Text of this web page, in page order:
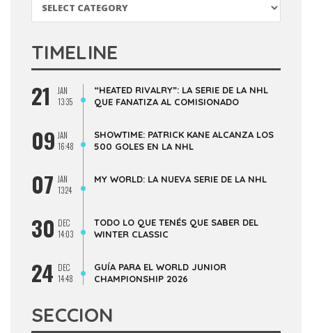
TIMELINE
21
JAN
13:35
“HEATED RIVALRY”: LA SERIE DE LA NHL
QUE FANATIZA AL COMISIONADO
09 JAN
16:48
SHOWTIME: PATRICK KANE ALCANZA LOS
500 GOLES EN LA NHL
07 JAN
13:24
MY WORLD: LA NUEVA SERIE DE LA NHL
30 DEC
14:03
TODO LO QUE TENÉS QUE SABER DEL
WINTER CLASSIC
24 DEC
14:48
GUÍA PARA EL WORLD JUNIOR
CHAMPIONSHIP 2026
SECCION